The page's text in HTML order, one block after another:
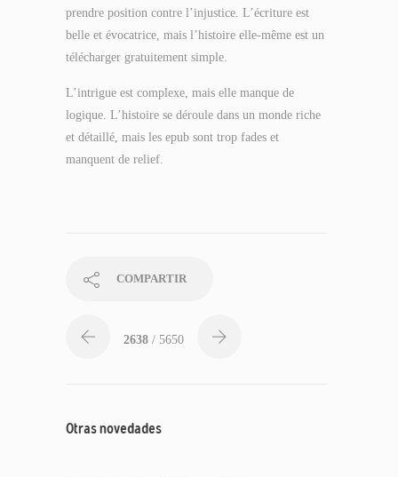
prendre position contre l’injustice. L’écriture est
belle et évocatrice, mais l’histoire elle-même est un
télécharger gratuitement simple.
L’intrigue est complexe, mais elle manque de
logique. L’histoire se déroule dans un monde riche
et détaillé, mais les epub sont trop fades et
manquent de relief.
COMPARTIR
2638 / 5650
Otras novedades